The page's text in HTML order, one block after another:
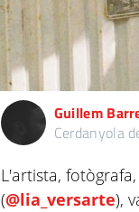
Guillem
Cerdanyola
L'artista,
(@lia_versarte),